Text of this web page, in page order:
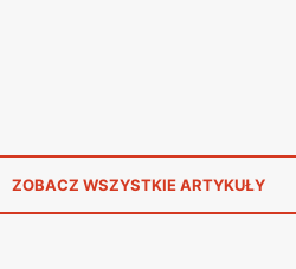
ZOBACZ WSZYSTKIE ARTYKUŁY